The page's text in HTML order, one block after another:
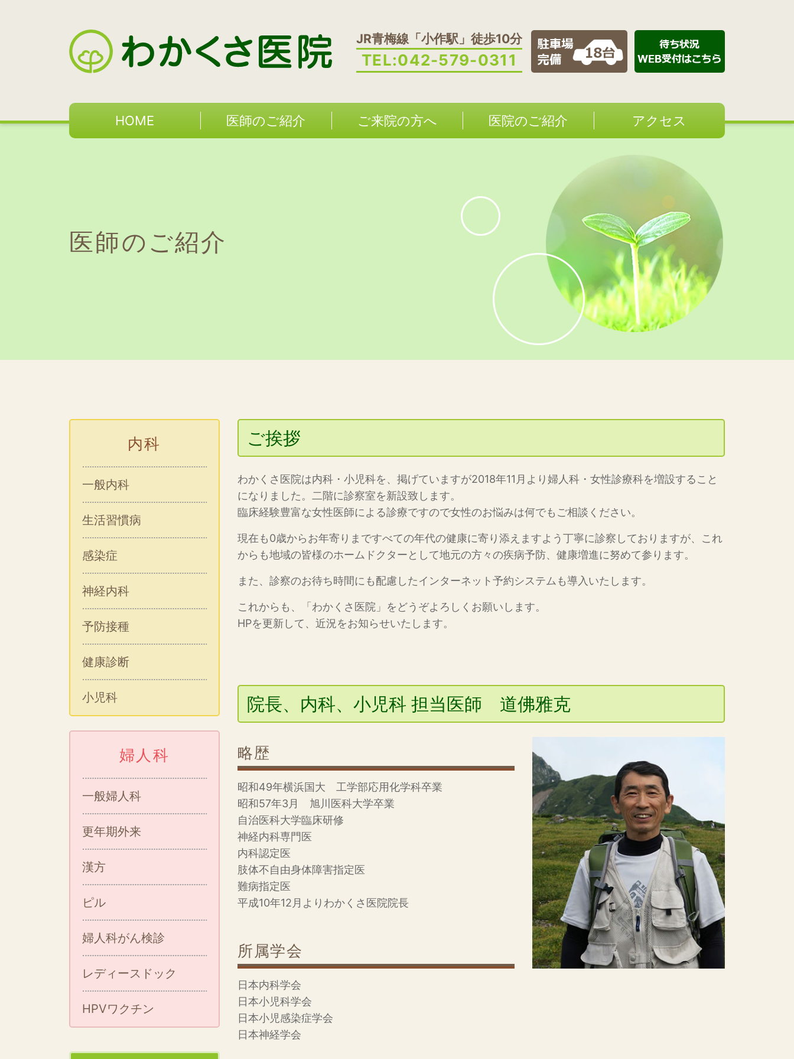
JR青梅線「小作駅」徒歩10分
TEL:042-579-0311
HOME 医師のご紹介 ご来院の方へ 医院のご紹介 アクセス
医師のご紹介
ご挨拶
わかくさ医院は内科・小児科を、掲げていますが2018年11月より婦人科・女性診療科を増設すること
になりました。二階に診察室を新設致します。
臨床経験豊富な女性医師による診療ですので女性のお悩みは何でもご相談ください。
現在も0歳からお年寄りまですべての年代の健康に寄り添えますよう丁寧に診察しておりますが、これ
からも地域の皆様のホームドクターとして地元の方々の疾病予防、健康増進に努めて参ります。
また、診察のお待ち時間にも配慮したインターネット予約システムも導入いたします。
これからも、「わかくさ医院」をどうぞよろしくお願いします。
HPを更新して、近況をお知らせいたします。
院長、内科、小児科 担当医師 道佛雅克
略歴
昭和49年横浜国大 工学部応用化学科卒業
昭和57年3月 旭川医科大学卒業
自治医科大学臨床研修
神経内科専門医
内科認定医
肢体不自由身体障害指定医
難病指定医
平成10年12月よりわかくさ医院院長
所属学会
日本内科学会
日本小児科学会
日本小児感染症学会
日本神経学会
内科
一般内科
生活習慣病
感染症
神経内科
予防接種
健康診断
小児科
婦人科
一般婦人科
更年期外来
漢方
ピル
婦人科がん検診
レディースドック
HPVワクチン